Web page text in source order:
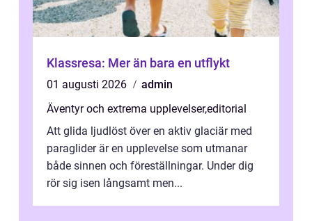
Klassresa: Mer än bara en utflykt
01 augusti 2026
admin
Äventyr och extrema upplevelser,editorial
Att glida ljudlöst över en aktiv glaciär med
paraglider är en upplevelse som utmanar
både sinnen och föreställningar. Under dig
rör sig isen långsamt men...